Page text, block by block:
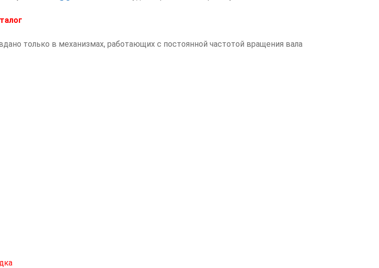
кВт
только в механизмах, работающих с постоянной частотой вращения вала